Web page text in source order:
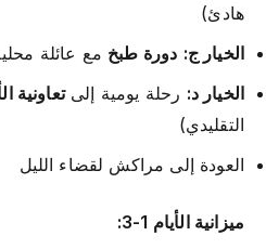
هادئ)
الخيار ج: دورة طبخ مع عائلة محلية (20-30
الخيار د: رحلة يومية إلىتعاونية
التقليدي)
العودة إلى مراكش لقضاء الليل
ميزانية الأيام 1-3: